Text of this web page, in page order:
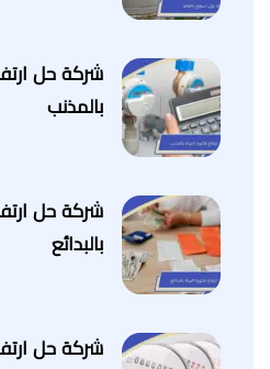
شركة حل
بالمذنب
شركة حل
بالبدائع
شركة حل